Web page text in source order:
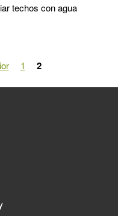
techos con agua
1 2